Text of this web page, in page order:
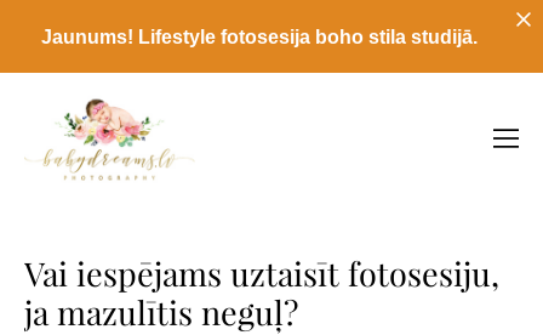
Jaunums! Lifestyle fotosesija boho stila studijā.
Vai iespējams uztaisīt fotosesiju,
ja mazulītis neguļ?